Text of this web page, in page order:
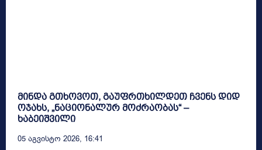
მინდა გთხოვოთ, გაუფრთხილდეთ ჩვენს დიდ
ოჯახს, „ნაციონალურ მოძრაობას“ –
ხაბეიშვილი
05 Აგვისტო 2026, 16:41